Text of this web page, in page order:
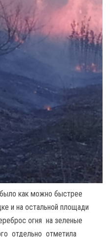
было как можно быстрее
и на остальной площади
огня на зеленые
отдельно отметила